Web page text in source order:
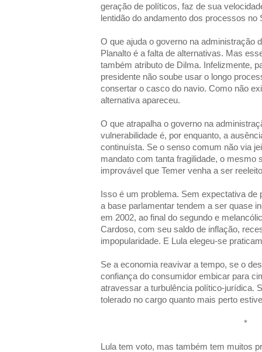
geração de políticos, faz de sua
lentidão do andamento dos processos no
O que ajuda o governo na administração
Planalto é a falta de alternativas. Mas
também atributo de Dilma. Infelizmente,
presidente não soube usar o longo
consertar o casco do navio. Como não
alternativa apareceu.
O que atrapalha o governo na
vulnerabilidade é, por enquanto, a
continuísta. Se o senso comum não via
mandato com tanta fragilidade, o mesmo
improvável que Temer venha a ser
Isso é um problema. Sem expectativa
a base parlamentar tendem a ser quase
em 2002, ao final do segundo e
Cardoso, com seu saldo de inflação,
impopularidade. E Lula elegeu-se
Se a economia reavivar a tempo, se o
confiança do consumidor embicar para
atravessar a turbulência político-jurídica.
tolerado no cargo quanto mais perto
*
Lula tem voto, mas também tem muitos